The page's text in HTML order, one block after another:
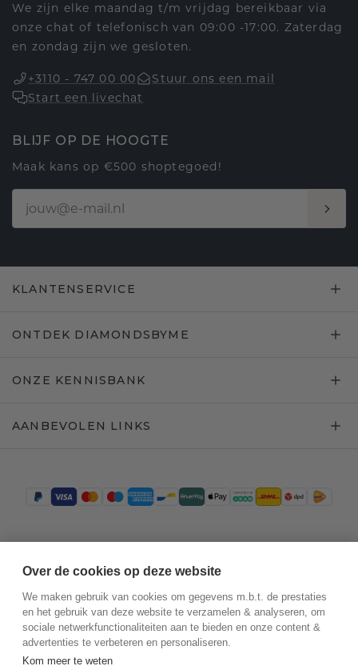
We zijn elke maandag t/m vrijdag bereikbaar via
onze chat of telefonisch van 09:00 -17:00. Zaterdag
en zondag zijn we gesloten.
+3110 - 747 00 00
Stuur ons een mail
Start een livechat
BLIJF OP DE HOOGTE
Maak kans op €500 shoptegoed!
KLANTENSERVICE
ONTDEK DIAMONDSBYME
ONZE KENNISBANK
AANBEVOLEN LINKS
Over de cookies op deze website
We maken gebruik van cookies om gegevens m.b.t. de prestaties
en het gebruik van deze website te verzamelen & analyseren, om
sociale netwerkfunctionaliteiten aan te bieden en onze content &
advertenties te verbeteren en personaliseren.
Kom meer te weten